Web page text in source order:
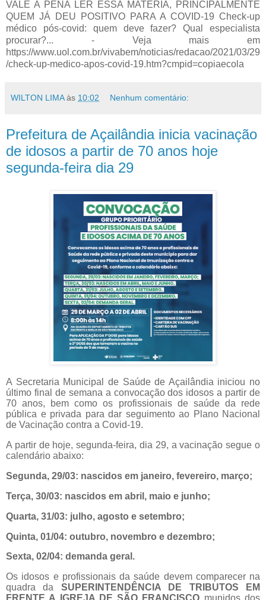
VALE A PENA LER ESSA MATÉRIA, PRINCIPALMENTE
QUEM JÁ DEU POSITIVO PARA A COVID-19 Check-up
médico pós-covid: quem deve fazer? Qual especialista
procurar?... - Veja mais em
https://www.uol.com.br/vivabem/noticias/redacao/2021/03/29
/check-up-medico-apos-covid-19.htm?cmpid=copiaecola
WILTON LIMA às 10:02 Nenhum comentário:
Prefeitura de Açailândia inicia vacinação
de idosos a partir de 70 anos hoje
segunda-feira dia 29
A Secretaria Municipal de Saúde de Açailândia iniciou no
último final de semana a convocação dos idosos a partir de
70 anos, bem como os profissionais de saúde da rede
pública e privada para dar seguimento ao Plano Nacional
de Vacinação contra a Covid-19.
A partir de hoje, segunda-feira, dia 29, a vacinação segue o
calendário abaixo:
Segunda, 29/03: nascidos em janeiro, fevereiro, março;
Terça, 30/03: nascidos em abril, maio e junho;
Quarta, 31/03: julho, agosto e setembro;
Quinta, 01/04: outubro, novembro e dezembro;
Sexta, 02/04: demanda geral.
Os idosos e profissionais da saúde devem comparecer na
quadra da SUPERINTENDÊNCIA DE TRIBUTOS EM